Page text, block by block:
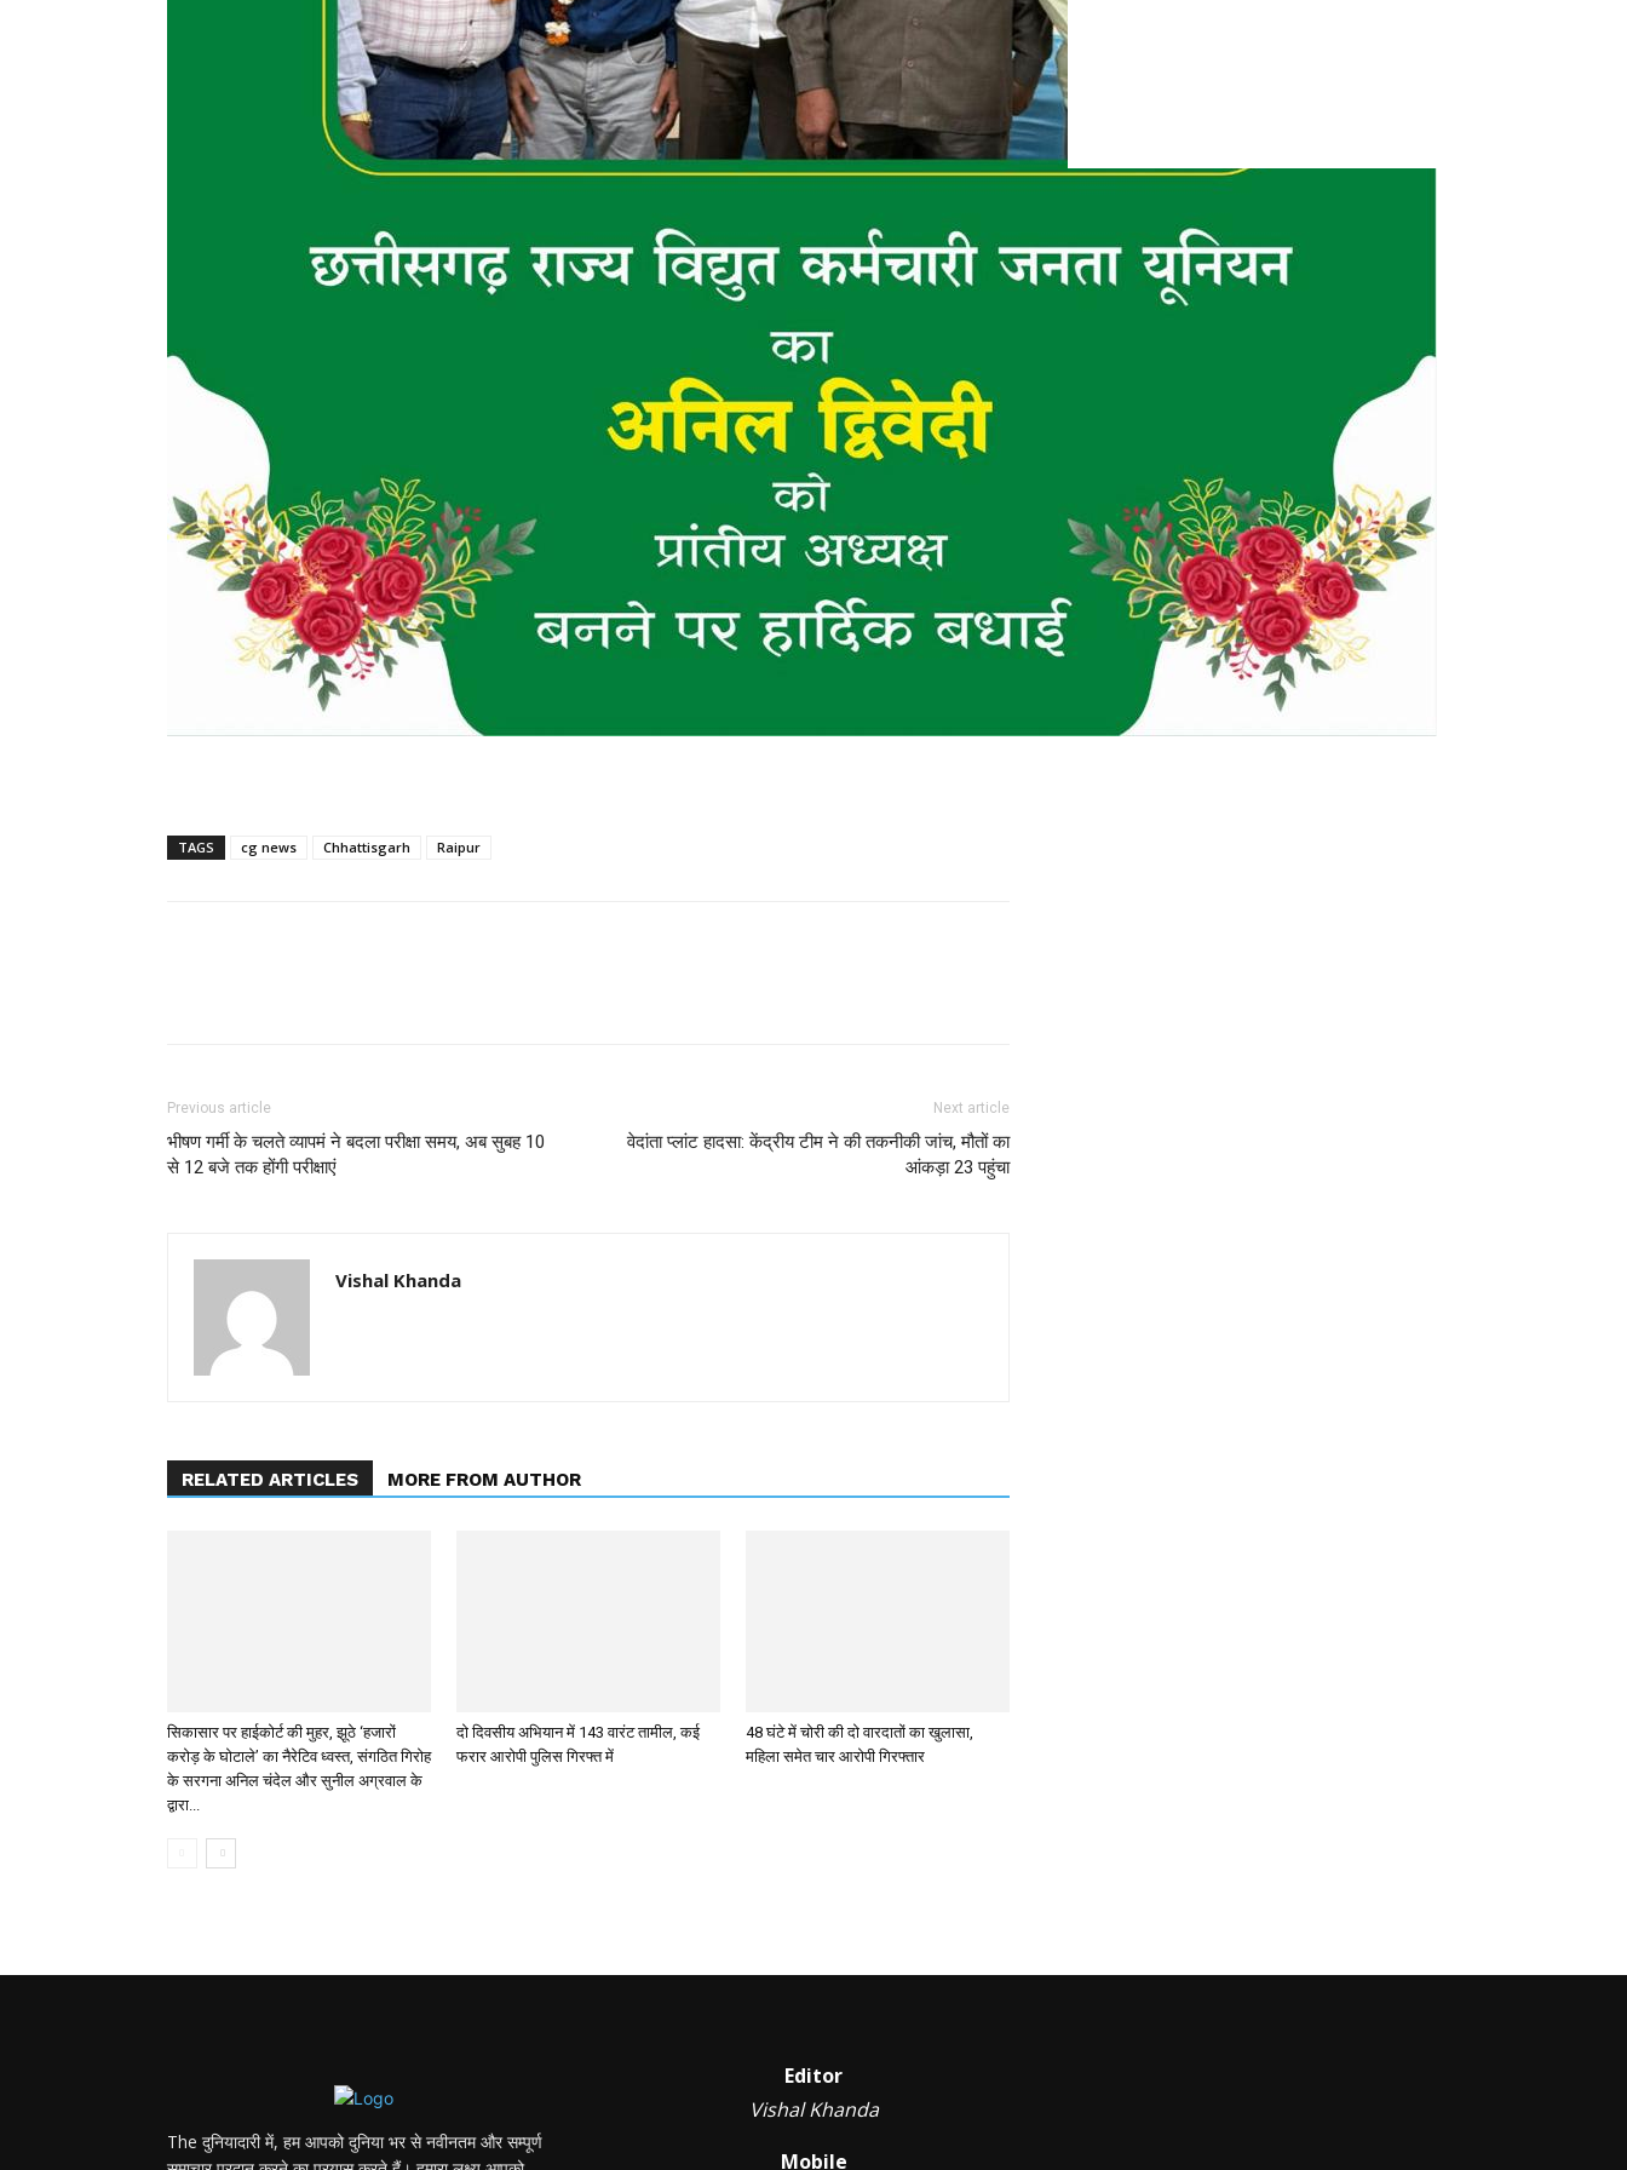
TAGS cg news Chhattisgarh Raipur
Previous article
भीषण गर्मी के चलते व्यापमं ने बदला परीक्षा समय, अब सुबह 10
से 12 बजे तक होंगी परीक्षाएं
Next article
वेदांता प्लांट हादसा: केंद्रीय टीम ने की तकनीकी जांच, मौतों का
आंकड़ा 23 पहुंचा
Vishal Khanda
RELATED ARTICLES MORE FROM AUTHOR
सिकासार पर हाईकोर्ट की मुहर, झूठे ‘हजारों
करोड़ के घोटाले’ का नैरेटिव ध्वस्त, संगठित गिरोह
के सरगना अनिल चंदेल और सुनील अग्रवाल के
द्वारा...
दो दिवसीय अभियान में 143 वारंट तामील, कई
फरार आरोपी पुलिस गिरफ्त में
48 घंटे में चोरी की दो वारदातों का खुलासा,
महिला समेत चार आरोपी गिरफ्तार
The दुनियादारी में, हम आपको दुनिया भर से नवीनतम और सम्पूर्ण
Editor
Vishal Khanda
Mobile